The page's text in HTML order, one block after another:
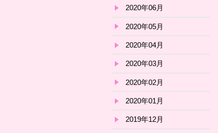
2020年06月
2020年05月
2020年04月
2020年03月
2020年02月
2020年01月
2019年12月